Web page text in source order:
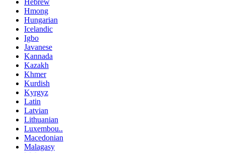
Hebrew
Hmong
Hungarian
Icelandic
Igbo
Javanese
Kannada
Kazakh
Khmer
Kurdish
Kyrgyz
Latin
Latvian
Lithuanian
Luxembou..
Macedonian
Malagasy